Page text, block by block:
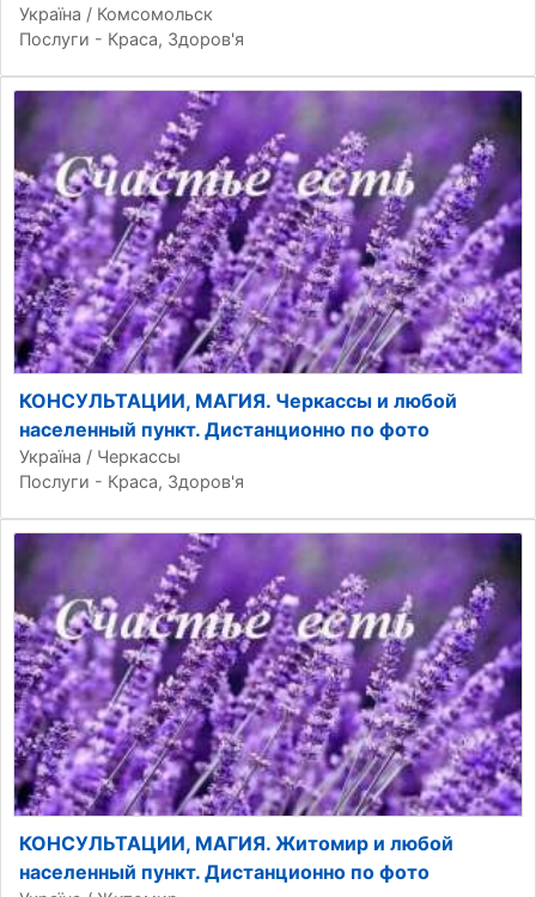
Україна / Комсомольск
Послуги - Краса, Здоров'я
КОНСУЛЬТАЦИИ, МАГИЯ. Черкассы и любой
населенный пункт. Дистанционно по фото
Україна / Черкассы
Послуги - Краса, Здоров'я
КОНСУЛЬТАЦИИ, МАГИЯ. Житомир и любой
населенный пункт. Дистанционно по фото